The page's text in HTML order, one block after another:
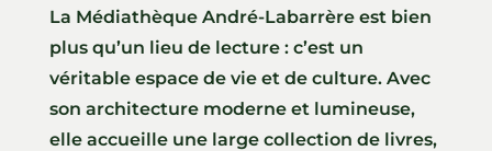
La Médiathèque André-Labarrère est bien
plus qu’un lieu de lecture : c’est un
véritable espace de vie et de culture. Avec
son architecture moderne et lumineuse,
elle accueille une large collection de livres,